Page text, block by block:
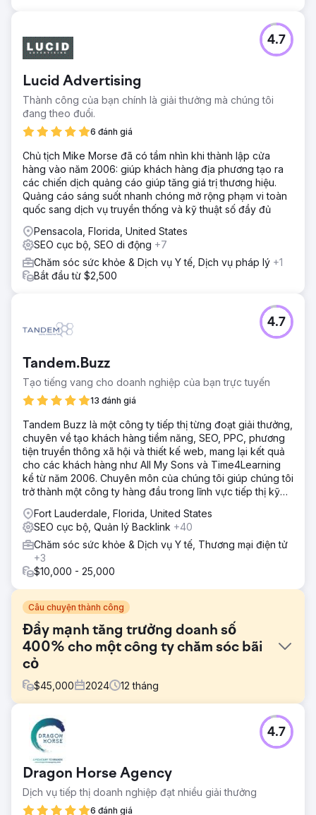
Lucid Advertising
Thành công của bạn chính là giải thưởng mà chúng tôi
đang theo đuổi.
6 đánh giá
4.7
Chủ tịch Mike Morse đã có tầm nhìn khi thành lập cửa
hàng vào năm 2006: giúp khách hàng địa phương tạo ra
các chiến dịch quảng cáo giúp tăng giá trị thương hiệu.
Quảng cáo sáng suốt nhanh chóng mở rộng phạm vi toàn
quốc sang dịch vụ truyền thống và kỹ thuật số đầy đủ
Pensacola, Florida, United States
SEO cục bộ, SEO di động +7
Chăm sóc sức khỏe & Dịch vụ Y tế, Dịch vụ pháp lý +1
Bắt đầu từ $2,500
Tandem.Buzz
Tạo tiếng vang cho doanh nghiệp của bạn trực tuyến
13 đánh giá
4.7
Tandem Buzz là một công ty tiếp thị từng đoạt giải thưởng,
chuyên về tạo khách hàng tiềm năng, SEO, PPC, phương
tiện truyền thông xã hội và thiết kế web, mang lại kết quả
cho các khách hàng như All My Sons và Time4Learning
kể từ năm 2006. Chuyên môn của chúng tôi giúp chúng tôi
trở thành một công ty hàng đầu trong lĩnh vực tiếp thị kỹ
Fort Lauderdale, Florida, United States
SEO cục bộ, Quản lý Backlink +40
Chăm sóc sức khỏe & Dịch vụ Y tế, Thương mại điện tử
+3
$10,000 - 25,000
Câu chuyện thành công
Đẩy mạnh tăng trưởng doanh số
400% cho một công ty chăm sóc bãi
cỏ
$45,000 2024 12 tháng
Thử thách
Một công ty chăm sóc bãi cỏ địa phương đang phải vật
lộn để cạnh tranh trong một thị trường bão hòa. Trang web
lỗi thời và thiếu chiến lược SEO khiến họ xếp hạng #15 cho
các từ khóa thiết yếu, kém xa đối thủ cạnh tranh hàng đầu
của họ. Họ cần một sự chuyển đổi tiếp thị kỹ thuật số hoàn
chỉnh để tăng cường sự hiện diện trực tuyến của mình, thu
Dragon Horse Agency
Dịch vụ tiếp thị doanh nghiệp đạt nhiều giải thưởng
6 đánh giá
4.7